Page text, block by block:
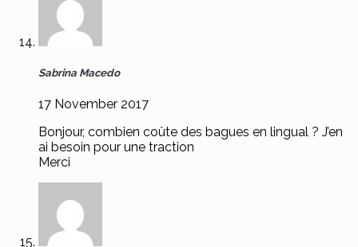
Sabrina Macedo
17 November 2017
Bonjour, combien coûte des bagues en lingual ? J’en
ai besoin pour une traction
Merci